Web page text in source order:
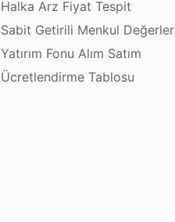
Halka Arz Fiyat Tespit
Sabit Getirili Menkul Değerler
Yatırım Fonu Alım Satım
Ücretlendirme Tablosu